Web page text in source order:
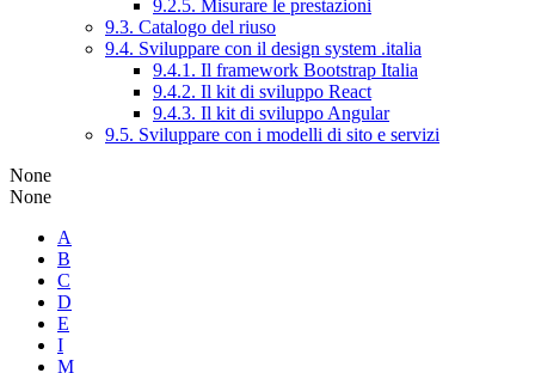
9.2.5. Misurare le prestazioni
9.3. Catalogo del riuso
9.4. Sviluppare con il design system .italia
9.4.1. Il framework Bootstrap Italia
9.4.2. Il kit di sviluppo React
9.4.3. Il kit di sviluppo Angular
9.5. Sviluppare con i modelli di sito e servizi
None
None
A
B
C
D
E
I
M